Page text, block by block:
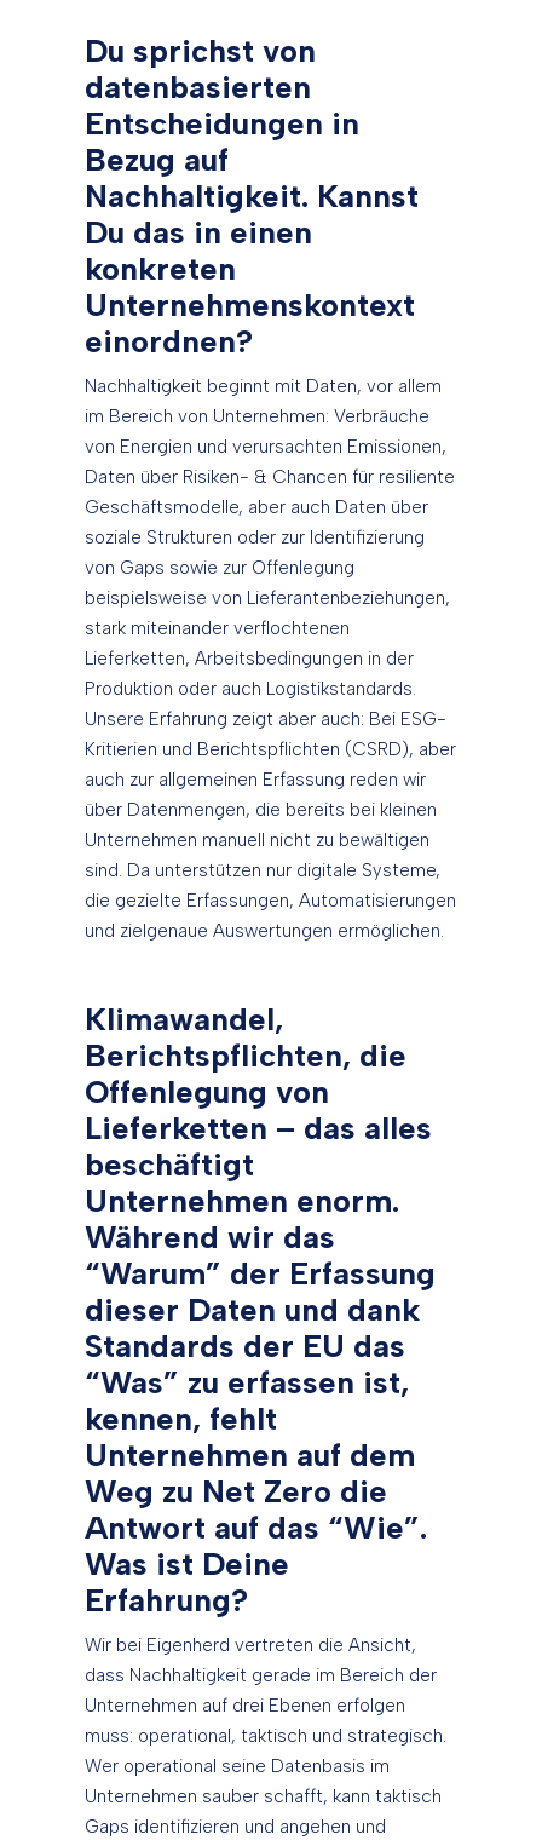
Du sprichst von
datenbasierten
Entscheidungen in
Bezug auf
Nachhaltigkeit. Kannst
Du das in einen
konkreten
Unternehmenskontext
einordnen?
Nachhaltigkeit beginnt mit Daten, vor allem
im Bereich von Unternehmen: Verbräuche
von Energien und verursachten Emissionen,
Daten über Risiken- & Chancen für resiliente
Geschäftsmodelle, aber auch Daten über
soziale Strukturen oder zur Identifizierung
von Gaps sowie zur Offenlegung
beispielsweise von Lieferantenbeziehungen,
stark miteinander verflochtenen
Lieferketten, Arbeitsbedingungen in der
Produktion oder auch Logistikstandards.
Unsere Erfahrung zeigt aber auch: Bei ESG-
Kritierien und Berichtspflichten (CSRD), aber
auch zur allgemeinen Erfassung reden wir
über Datenmengen, die bereits bei kleinen
Unternehmen manuell nicht zu bewältigen
sind. Da unterstützen nur digitale Systeme,
die gezielte Erfassungen, Automatisierungen
und zielgenaue Auswertungen ermöglichen.
Klimawandel,
Berichtspflichten, die
Offenlegung von
Lieferketten – das alles
beschäftigt
Unternehmen enorm.
Während wir das
“Warum” der Erfassung
dieser Daten und dank
Standards der EU das
“Was” zu erfassen ist,
kennen, fehlt
Unternehmen auf dem
Weg zu Net Zero die
Antwort auf das “Wie”.
Was ist Deine
Erfahrung?
Wir bei Eigenherd vertreten die Ansicht,
dass Nachhaltigkeit gerade im Bereich der
Unternehmen auf drei Ebenen erfolgen
muss: operational, taktisch und strategisch.
Wer operational seine Datenbasis im
Unternehmen sauber schafft, kann taktisch
Gaps identifizieren und angehen und